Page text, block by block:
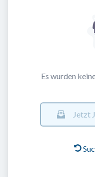
Es wurden
Jetzt